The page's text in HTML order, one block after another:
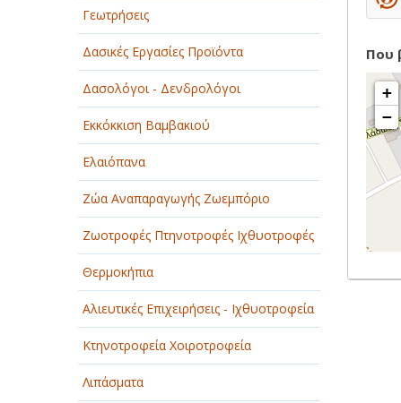
ΦΑΓΗΤΟ
Γεωτρήσεις
Δασικές Εργασίες Προϊόντα
Δασολόγοι - Δενδρολόγοι
Εκκόκκιση Βαμβακιού
Ελαιόπανα
Ζώα Αναπαραγωγής Ζωεμπόριο
Ζωοτροφές Πτηνοτροφές Ιχθυοτροφές
Θερμοκήπια
Αλιευτικές Επιχειρήσεις - Ιχθυοτροφεία
Κτηνοτροφεία Χοιροτροφεία
Λιπάσματα
Που
+
−